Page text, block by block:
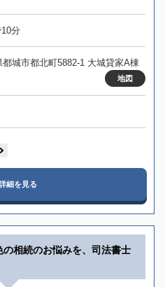
分
城市都北町5882-1 大城貸家A棟
地図
細を見る
の相続のお悩みを、司法書士